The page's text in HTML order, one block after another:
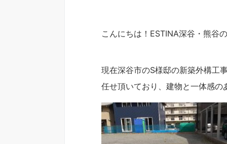
こんにちは！ESTINA深谷・熊谷
現在深谷市のS様邸の新築外構工
任せ頂いており、建物と一体感